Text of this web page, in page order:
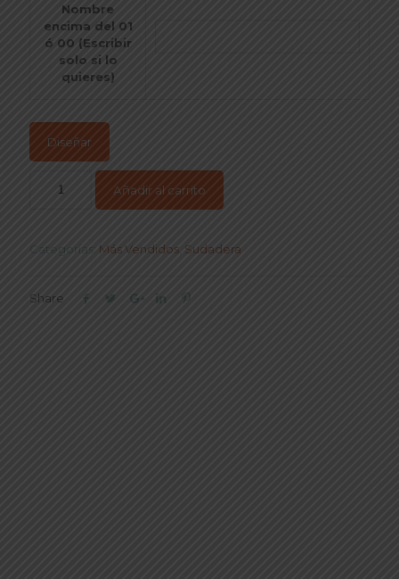
Nombre
encima del 01
ó 00 (Escribir
solo si lo
quieres)
Diseñar
Añadir al carrito
Categorías: Más Vendidos Sudadera
Share